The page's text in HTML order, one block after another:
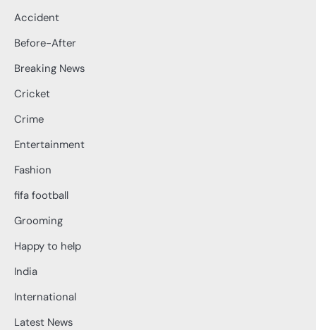
Accident
Before-After
Breaking News
Cricket
Crime
Entertainment
Fashion
fifa football
Grooming
Happy to help
India
International
Latest News